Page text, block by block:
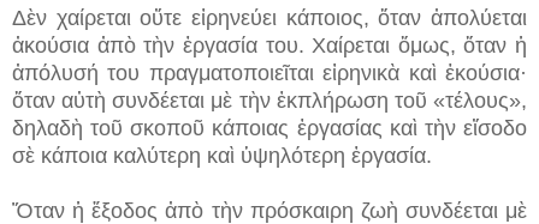
Δὲν χαίρεται οὔτε εἰρηνεύει κάποιος, ὅταν ἀπολύεται
ἀκούσια ἀπὸ τὴν ἐργασία του. Χαίρεται ὅμως, ὅταν ἡ
ἀπόλυσή του πραγματοποιεῖται εἰρηνικὰ καὶ ἑκούσια·
ὅταν αὐτὴ συνδέεται μὲ τὴν ἐκπλήρωση τοῦ «τέλους»,
δηλαδὴ τοῦ σκοποῦ κάποιας ἐργασίας καὶ τὴν εἴσοδο
σὲ κάποια καλύτερη καὶ ὑψηλότερη ἐργασία.
Ὅταν ἡ ἔξοδος ἀπὸ τὴν πρόσκαιρη ζωὴ συνδέεται μὲ